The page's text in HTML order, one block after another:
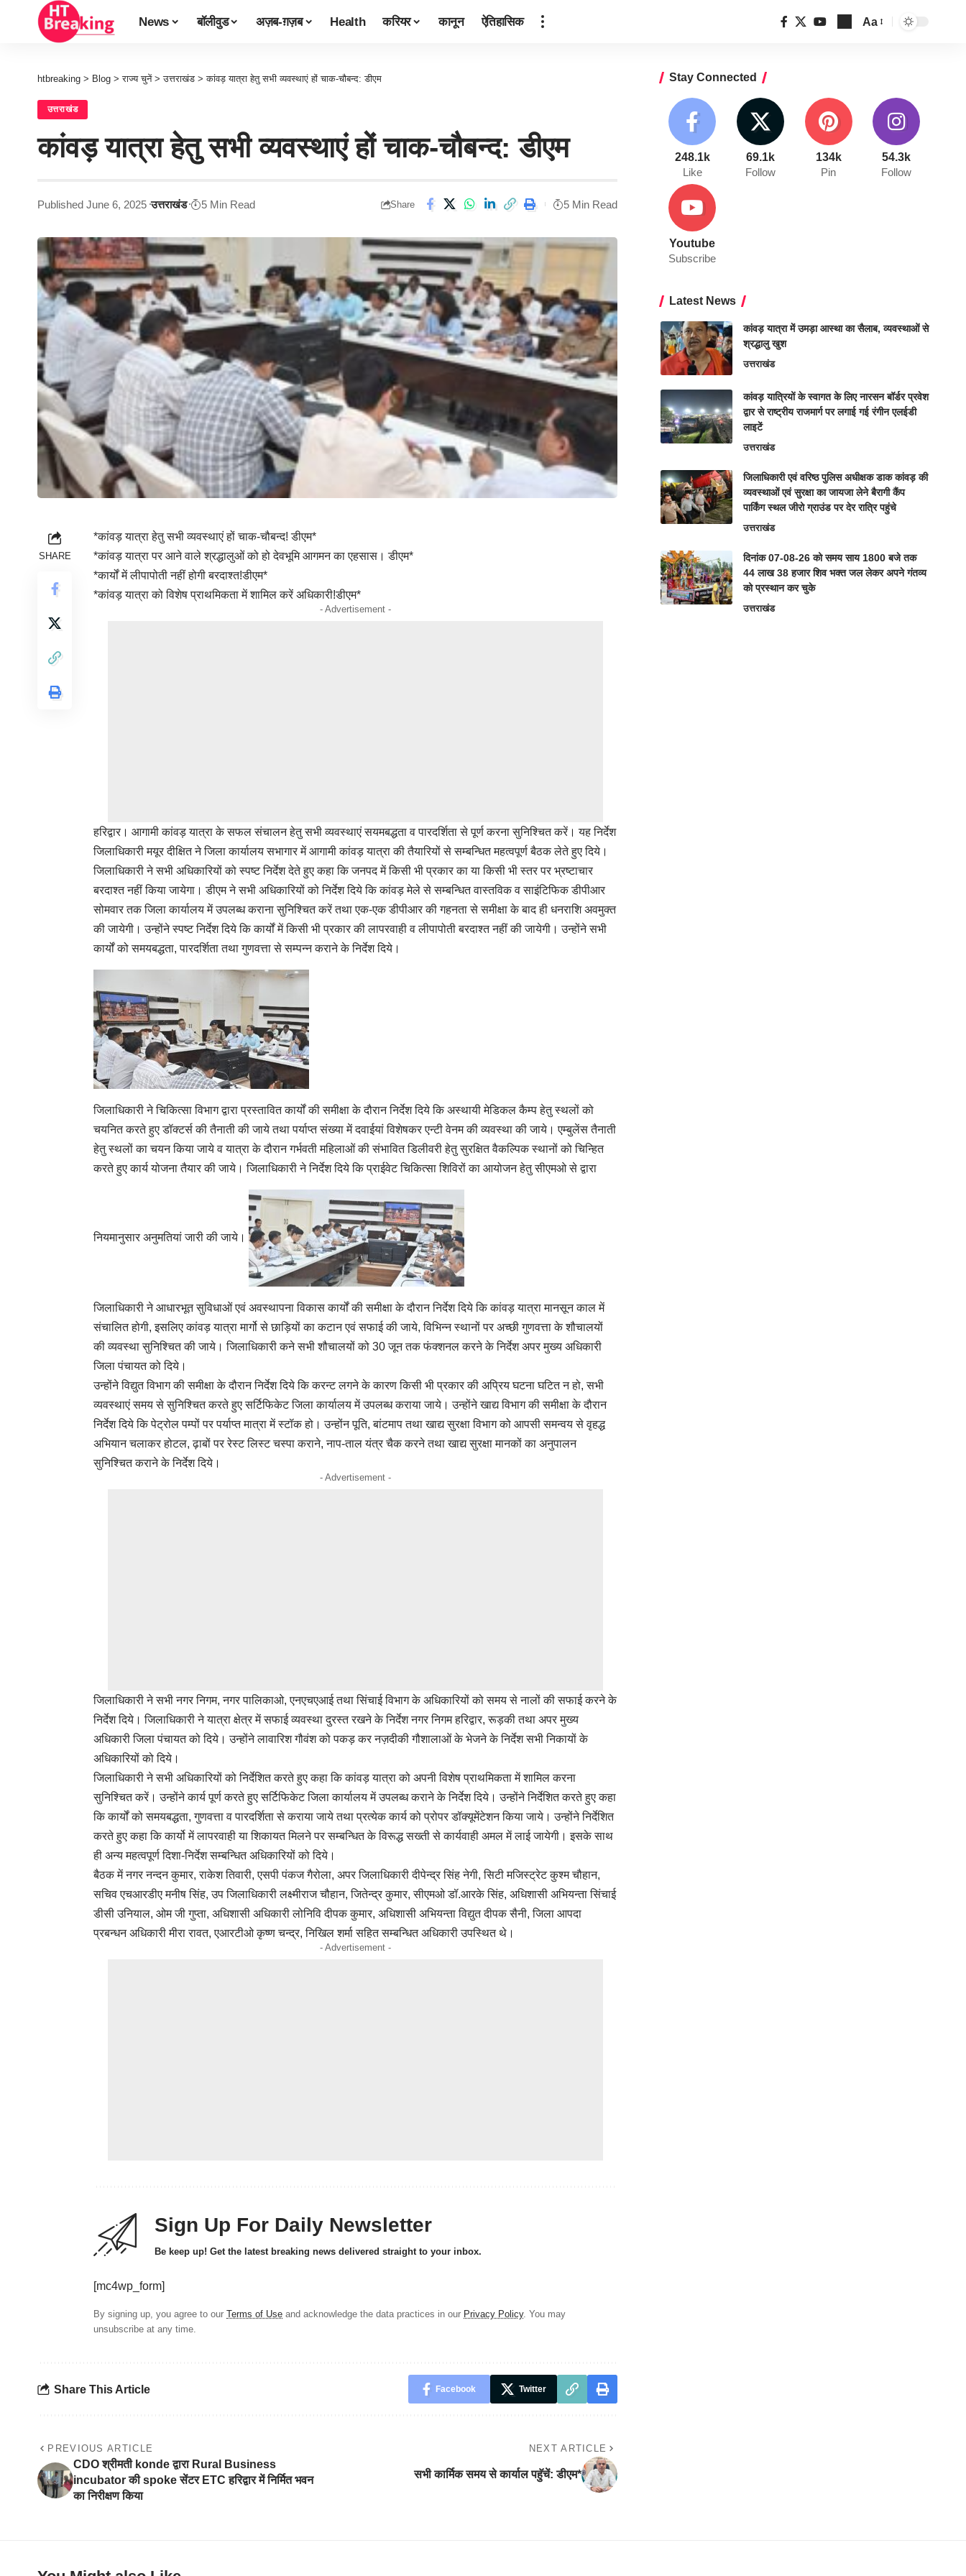
News बॉलीवुड अज़ब-ग़ज़ब Health करियर कानून ऐतिहासिक Aa
htbreaking > Blog >राज्य चुनें >उत्तराखंड >कांवड़ यात्रा हेतु सभी व्यवस्थाएं हों चाक-चौबन्द: डीएम
उत्तराखंड
कांवड़ यात्रा हेतु सभी व्यवस्थाएं हों चाक-चौबन्द: डीएम
Published June 6, 2025 उत्तराखंड 5 Min Read Share 5 Min Read
SHARE
*कांवड़ यात्रा हेतु सभी व्यवस्थाएं हों चाक-चौबन्द! डीएम*
*कांवड़ यात्रा पर आने वाले श्रद्धालुओं को हो देवभूमि आगमन का एहसास। डीएम*
*कार्यों में लीपापोती नहीं होगी बरदाश्त!डीएम*
*कांवड़ यात्रा को विशेष प्राथमिकता में शामिल करें अधिकारी!डीएम*
- Advertisement -
हरिद्वार। आगामी कांवड़ यात्रा के सफल संचालन हेतु सभी व्यवस्थाएं सयमबद्धता व पारदर्शिता से पूर्ण करना सुनिश्चित करें। यह निर्देश
जिलाधिकारी मयूर दीक्षित ने जिला कार्यालय सभागार में आगामी कांवड़ यात्रा की तैयारियों से सम्बन्धित महत्वपूर्ण बैठक लेते हुए दिये।
जिलाधिकारी ने सभी अधिकारियों को स्पष्ट निर्देश देते हुए कहा कि जनपद में किसी भी प्रकार का या किसी भी स्तर पर भ्रष्टाचार
बरदाश्त नहीं किया जायेगा। डीएम ने सभी अधिकारियों को निर्देश दिये कि कांवड़ मेले से सम्बन्धित वास्तविक व साइंटिफिक डीपीआर
सोमवार तक जिला कार्यालय में उपलब्ध कराना सुनिश्चित करें तथा एक-एक डीपीआर की गहनता से समीक्षा के बाद ही धनराशि अवमुक्त
की जायेगी। उन्होंने स्पष्ट निर्देश दिये कि कार्यों में किसी भी प्रकार की लापरवाही व लीपापोती बरदाश्त नहीं की जायेगी। उन्होंने सभी
कार्यों को समयबद्धता, पारदर्शिता तथा गुणवत्ता से सम्पन्न कराने के निर्देश दिये।
जिलाधिकारी ने चिकित्सा विभाग द्वारा प्रस्तावित कार्यों की समीक्षा के दौरान निर्देश दिये कि अस्थायी मेडिकल कैम्प हेतु स्थलों को
चयनित करते हुए डॉक्टर्स की तैनाती की जाये तथा पर्याप्त संख्या में दवाईयां विशेषकर एन्टी वेनम की व्यवस्था की जाये। एम्बुलेंस तैनाती
हेतु स्थलों का चयन किया जाये व यात्रा के दौरान गर्भवती महिलाओं की संभावित डिलीवरी हेतु सुरक्षित वैकल्पिक स्थानों को चिन्हित
करते हुए कार्य योजना तैयार की जाये। जिलाधिकारी ने निर्देश दिये कि प्राईवेट चिकित्सा शिविरों का आयोजन हेतु सीएमओ से द्वारा
नियमानुसार अनुमतियां जारी की जाये।
जिलाधिकारी ने आधारभूत सुविधाओं एवं अवस्थापना विकास कार्यों की समीक्षा के दौरान निर्देश दिये कि कांवड़ यात्रा मानसून काल में
संचालित होगी, इसलिए कांवड़ यात्रा मार्गो से छाड़ियों का कटान एवं सफाई की जाये, विभिन्न स्थानों पर अच्छी गुणवत्ता के शौचालयों
की व्यवस्था सुनिश्चित की जाये। जिलाधिकारी कने सभी शौचालयों को 30 जून तक फंक्शनल करने के निर्देश अपर मुख्य अधिकारी
जिला पंचायत को दिये।
उन्होंने विद्युत विभाग की समीक्षा के दौरान निर्देश दिये कि करन्ट लगने के कारण किसी भी प्रकार की अप्रिय घटना घटित न हो, सभी
व्यवस्थाएं समय से सुनिश्चित करते हुए सर्टिफिकेट जिला कार्यालय में उपलब्ध कराया जाये। उन्होंने खाद्य विभाग की समीक्षा के दौरान
निर्देश दिये कि पेट्रोल पम्पों पर पर्याप्त मात्रा में स्टॉक हो। उन्होंन पूति, बांटमाप तथा खाद्य सुरक्षा विभाग को आपसी समन्वय से वृहद्ध
अभियान चलाकर होटल, ढ़ाबों पर रेस्ट लिस्ट चस्पा कराने, नाप-ताल यंत्र चैक करने तथा खाद्य सुरक्षा मानकों का अनुपालन
सुनिश्चित कराने के निर्देश दिये।
- Advertisement -
जिलाधिकारी ने सभी नगर निगम, नगर पालिकाओ, एनएचएआई तथा सिंचाई विभाग के अधिकारियों को समय से नालों की सफाई करने के
निर्देश दिये। जिलाधिकारी ने यात्रा क्षेत्र में सफाई व्यवस्था दुरस्त रखने के निर्देश नगर निगम हरिद्वार, रूड़की तथा अपर मुख्य
अधिकारी जिला पंचायत को दिये। उन्होंने लावारिश गौवंश को पकड़ कर नज़दीकी गौशालाओं के भेजने के निर्देश सभी निकायों के
अधिकारियों को दिये।
जिलाधिकारी ने सभी अधिकारियों को निर्देशित करते हुए कहा कि कांवड़ यात्रा को अपनी विशेष प्राथमिकता में शामिल करना
सुनिश्चित करें। उन्होंने कार्य पूर्ण करते हुए सर्टिफिकेट जिला कार्यालय में उपलब्ध कराने के निर्देश दिये। उन्होंने निर्देशित करते हुए कहा
कि कार्यों को समयबद्धता, गुणवत्ता व पारदर्शिता से कराया जाये तथा प्रत्येक कार्य को प्रोपर डॉक्यूमेंटेशन किया जाये। उन्होंने निर्देशित
करते हुए कहा कि कार्यो में लापरवाही या शिकायत मिलने पर सम्बन्धित के विरूद्ध सख्ती से कार्यवाही अमल में लाई जायेगी। इसके साथ
ही अन्य महत्वपूर्ण दिशा-निर्देश सम्बन्धित अधिकारियों को दिये।
बैठक में नगर नन्दन कुमार, राकेश तिवारी, एसपी पंकज गैरोला, अपर जिलाधिकारी दीपेन्द्र सिंह नेगी, सिटी मजिस्ट्रेट कुश्म चौहान,
सचिव एचआरडीए मनीष सिंह, उप जिलाधिकारी लक्ष्मीराज चौहान, जितेन्द्र कुमार, सीएमओ डॉ.आरके सिंह, अधिशासी अभियन्ता सिंचाई
डीसी उनियाल, ओम जी गुप्ता, अधिशासी अधिकारी लोनिवि दीपक कुमार, अधिशासी अभियन्ता विद्युत दीपक सैनी, जिला आपदा
प्रबन्धन अधिकारी मीरा रावत, एआरटीओ कृष्ण चन्द्र, निखिल शर्मा सहित सम्बन्धित अधिकारी उपस्थित थे।
- Advertisement -
Sign Up For Daily Newsletter
Be keep up! Get the latest breaking news delivered straight to your inbox.
[mc4wp_form]
By signing up, you agree to our Terms of Use and acknowledge the data practices in our Privacy Policy. You may
unsubscribe at any time.
Share This Article Facebook Twitter
PREVIOUS ARTICLE
CDO श्रीमती konde द्वारा Rural Business
incubator की spoke सेंटर ETC हरिद्वार में निर्मित भवन
का निरीक्षण किया
NEXT ARTICLE
सभी कार्मिक समय से कार्याल पहुॅचें: डीएम*
Stay Connected
248.1k
Like
69.1k
Follow
134k
Pin
54.3k
Follow
Youtube
Subscribe
Latest News
कांवड़ यात्रा में उमड़ा आस्था का सैलाब, व्यवस्थाओं से
श्रद्धालु खुश
उत्तराखंड
कांवड़ यात्रियों के स्वागत के लिए नारसन बॉर्डर प्रवेश
द्वार से राष्ट्रीय राजमार्ग पर लगाई गई रंगीन एलईडी
लाइटें
उत्तराखंड
जिलाधिकारी एवं वरिष्ठ पुलिस अधीक्षक डाक कांवड़ की
व्यवस्थाओं एवं सुरक्षा का जायजा लेने बैरागी कैंप
पार्किंग स्थल जीरो ग्राउंड पर देर रात्रि पहुंचे
उत्तराखंड
दिनांक 07-08-26 को समय साय 1800 बजे तक
44 लाख 38 हजार शिव भक्त जल लेकर अपने गंतव्य
को प्रस्थान कर चुके
उत्तराखंड